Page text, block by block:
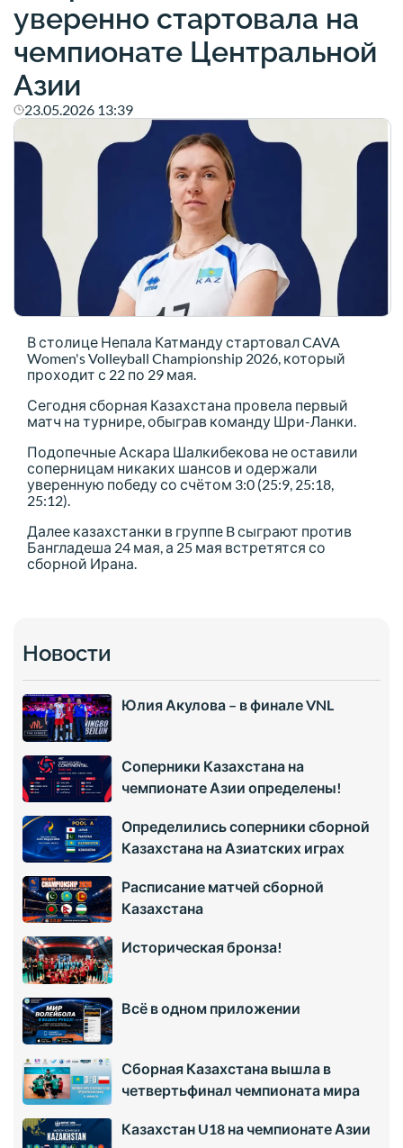
уверенно стартовала на
чемпионате Центральной
Азии
23.05.2026 13:39
В столице Непала Катманду стартовал CAVA
Women's Volleyball Championship 2026, который
проходит с 22 по 29 мая.
Сегодня сборная Казахстана провела первый
матч на турнире, обыграв команду Шри-Ланки.
Подопечные Аскара Шалкибекова не оставили
соперницам никаких шансов и одержали
уверенную победу со счётом 3:0 (25:9, 25:18,
25:12).
Далее казахстанки в группе B сыграют против
Бангладеша 24 мая, а 25 мая встретятся со
сборной Ирана.
Новости
Юлия Акулова – в финале VNL
Соперники Казахстана на
чемпионате Азии определены!
Определились соперники сборной
Казахстана на Азиатских играх
Расписание матчей сборной
Казахстана
Историческая бронза!
Всё в одном приложении
Сборная Казахстана вышла в
четвертьфинал чемпионата мира
Казахстан U18 на чемпионате Азии